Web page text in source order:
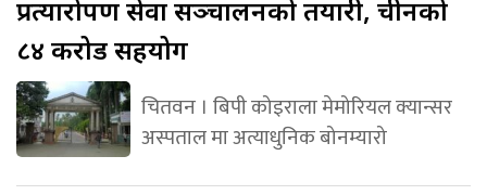
प्रत्यारोपण सेवा सञ्चालनको तयारी, चीनको
८४ करोड सहयोग
चितवन । बिपी कोइराला मेमोरियल क्यान्सर
अस्पताल मा अत्याधुनिक बोनम्यारो